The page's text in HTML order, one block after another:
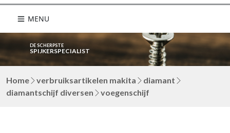
MENU
DE SCHERPSTE
SPIJKERSPECIALIST
Home verbruiksartikelen makita
diamant
diamantschijf diversen
voegenschijf